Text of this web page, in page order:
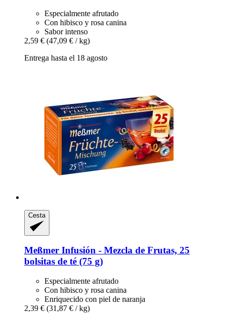
Especialmente afrutado
Con hibisco y rosa canina
Sabor intenso
2,59 € (47,09 € / kg)
Entrega hasta el 18 agosto
Cesta
Meßmer Infusión -​ Mezcla de Frutas, 25
bolsitas de té (75 g)
Especialmente afrutado
Con hibisco y rosa canina
Enriquecido con piel de naranja
2,39 € (31,87 € / kg)